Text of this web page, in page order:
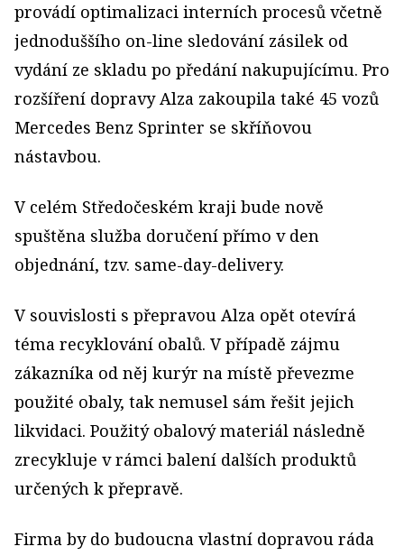
provádí optimalizaci interních procesů včetně
jednoduššího on-line sledování zásilek od
vydání ze skladu po předání nakupujícímu. Pro
rozšíření dopravy Alza zakoupila také 45 vozů
Mercedes Benz Sprinter se skříňovou
nástavbou.
V celém Středočeském kraji bude nově
spuštěna služba doručení přímo v den
objednání, tzv. same-day-delivery.
V souvislosti s přepravou Alza opět otevírá
téma recyklování obalů. V případě zájmu
zákazníka od něj kurýr na místě převezme
použité obaly, tak nemusel sám řešit jejich
likvidaci. Použitý obalový materiál následně
zrecykluje v rámci balení dalších produktů
určených k přepravě.
Firma by do budoucna vlastní dopravou ráda